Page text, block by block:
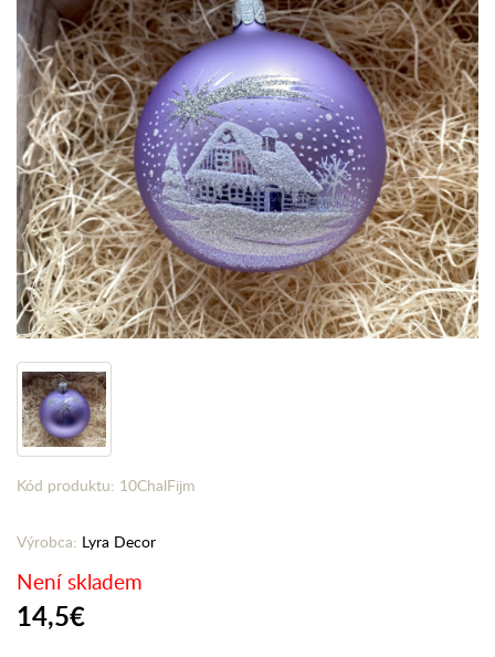
Kód produktu: 10ChalFijm
Výrobca: Lyra Decor
Není skladem
14,5€